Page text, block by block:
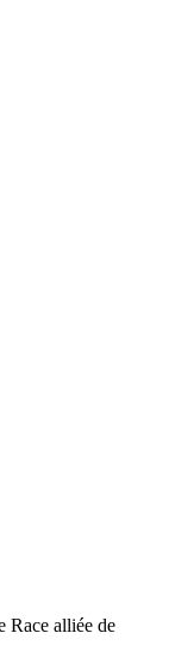
Race alliée de